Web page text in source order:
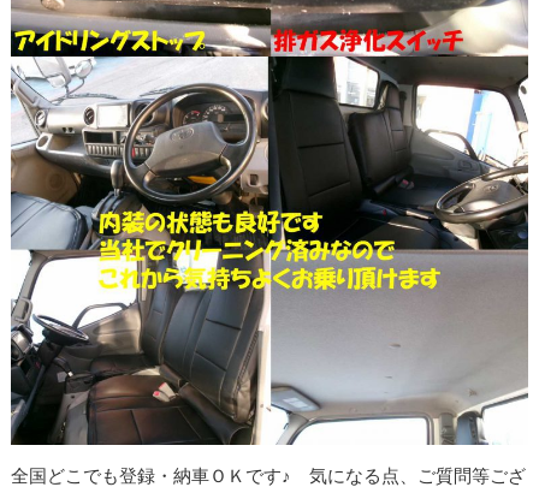
全国どこでも登録・納車ＯＫです♪ 気になる点、ご質問等ござ